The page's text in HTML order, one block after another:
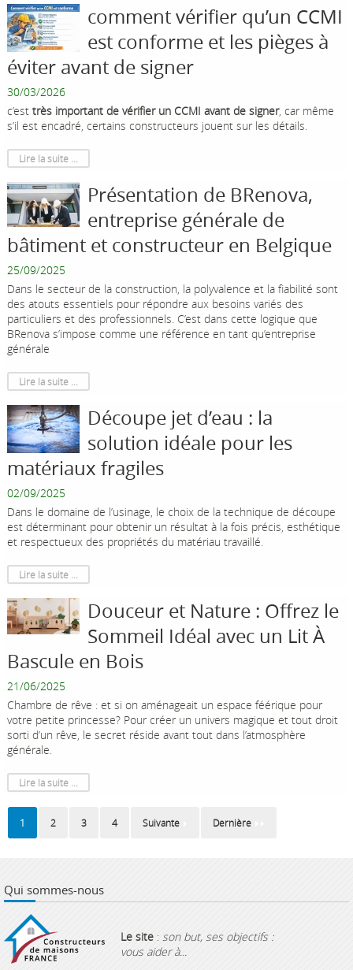
comment vérifier qu’un CCMI
est conforme et les pièges à
éviter avant de signer
30/03/2026
c’est très important de vérifier un CCMI avant de signer, car même
s’il est encadré, certains constructeurs jouent sur les détails.
Lire la suite ...
Présentation de BRenova,
entreprise générale de
bâtiment et constructeur en Belgique
25/09/2025
Dans le secteur de la construction, la polyvalence et la fiabilité sont
des atouts essentiels pour répondre aux besoins variés des
particuliers et des professionnels. C’est dans cette logique que
BRenova s’impose comme une référence en tant qu’entreprise
générale
Lire la suite ...
Découpe jet d’eau : la
solution idéale pour les
matériaux fragiles
02/09/2025
Dans le domaine de l’usinage, le choix de la technique de découpe
est déterminant pour obtenir un résultat à la fois précis, esthétique
et respectueux des propriétés du matériau travaillé.
Lire la suite ...
Douceur et Nature : Offrez le
Sommeil Idéal avec un Lit À
Bascule en Bois
21/06/2025
Chambre de rêve : et si on aménageait un espace féérique pour
votre petite princesse? Pour créer un univers magique et tout droit
sorti d’un rêve, le secret réside avant tout dans l’atmosphère
générale.
Lire la suite ...
1 2 3 4 Suivante Dernière
Qui sommes-nous
Le site : son but, ses objectifs :
vous aider à...